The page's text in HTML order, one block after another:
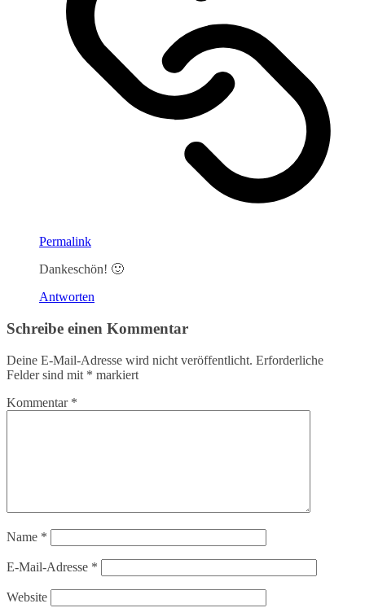
Permalink
Dankeschön! 🙂
Antworten
Schreibe einen Kommentar
Deine E-Mail-Adresse wird nicht veröffentlicht. Erforderliche
Felder sind mit * markiert
Kommentar *
Name *
E-Mail-Adresse *
Website